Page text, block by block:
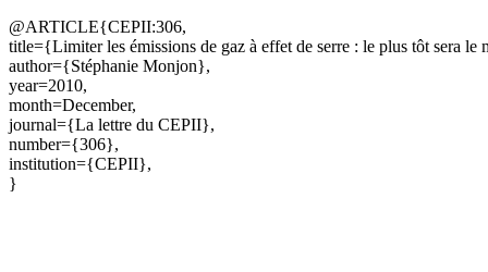
@ARTICLE{CEPII:306,
title={Limiter les émissions de gaz à effet de serre : le plus tôt sera le
author={Stéphanie Monjon},
year=2010,
month=December,
journal={La lettre du CEPII},
number={306},
institution={CEPII},
}